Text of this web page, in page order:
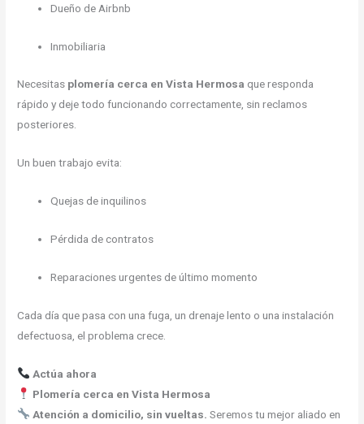
Dueño de Airbnb
Inmobiliaria
Necesitas plomería cerca en Vista Hermosa que responda
rápido y deje todo funcionando correctamente, sin reclamos
posteriores.
Un buen trabajo evita:
Quejas de inquilinos
Pérdida de contratos
Reparaciones urgentes de último momento
Cada día que pasa con una fuga, un drenaje lento o una instalación
defectuosa, el problema crece.
Actúa ahora
Plomería cerca en Vista Hermosa
Atención a domicilio, sin vueltas. Seremos tu mejor aliado en